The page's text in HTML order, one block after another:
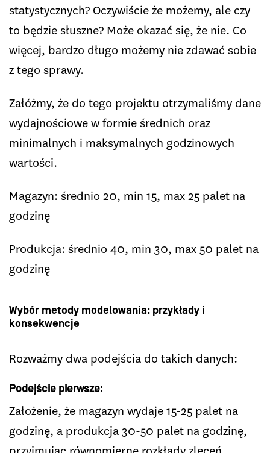
statystycznych? Oczywiście że możemy, ale czy
to będzie słuszne? Może okazać się, że nie. Co
więcej, bardzo długo możemy nie zdawać sobie
z tego sprawy.
Załóżmy, że do tego projektu otrzymaliśmy dane
wydajnościowe w formie średnich oraz
minimalnych i maksymalnych godzinowych
wartości.
Magazyn: średnio 20, min 15, max 25 palet na
godzinę
Produkcja: średnio 40, min 30, max 50 palet na
godzinę
Wybór metody modelowania: przykłady i
konsekwencje
Rozważmy dwa podejścia do takich danych:
Podejście pierwsze:
Założenie, że magazyn wydaje 15-25 palet na
godzinę, a produkcja 30-50 palet na godzinę,